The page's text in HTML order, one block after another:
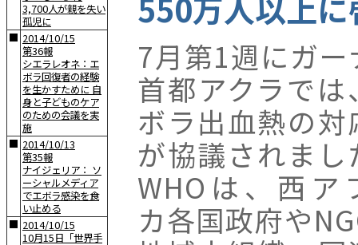
3,700人が親を失い
孤児に
■ 2014/10/15
第36報
シエラレオネ：エ
ボラ回復者の経験
を生かすために 自
身と子どものケア
のための会議を実
施
■ 2014/10/13
第35報
ナイジェリア： ソ
ーシャルメディア
でエボラ感染を食
い止める
■ 2014/10/15
10月15日「世界手
7月第1週にガー
首都アクラでは
ボラ出血熱の対
が協議されまし
WHOは、西ア
カ各国政府や